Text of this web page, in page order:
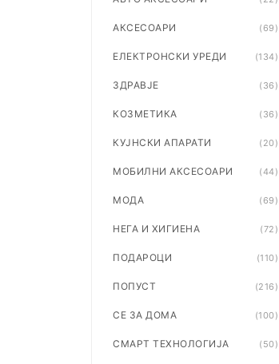
АКСЕСОАРИ (69)
ЕЛЕКТРОНСКИ УРЕДИ (134)
ЗДРАВЈЕ (36)
КОЗМЕТИКА (36)
КУЈНСКИ АПАРАТИ (20)
МОБИЛНИ АКСЕСОАРИ (44)
МОДА (69)
НЕГА И ХИГИЕНА (72)
ПОДАРОЦИ (110)
ПОПУСТ (216)
СЕ ЗА ДОМА (100)
СМАРТ ТЕХНОЛОГИЈА (50)